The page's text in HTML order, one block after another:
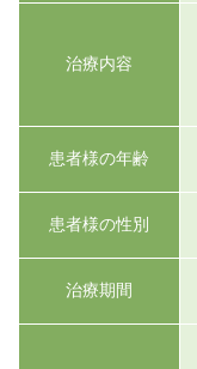
治療内容
患者様の年齢
患者様の性別
治療期間